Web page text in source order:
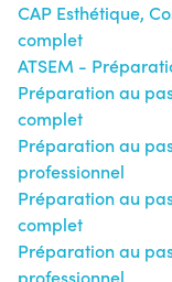
CAP Esthétique,
complet
ATSEM -
Préparation au
complet
Préparation au
professionnel
Préparation au
complet
Préparation au